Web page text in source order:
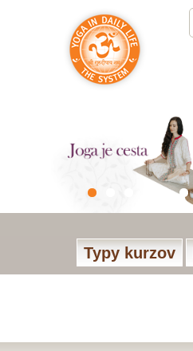
Typy kurzov